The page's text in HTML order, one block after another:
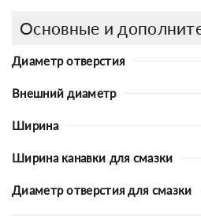
Основные и
Диаметр отверстия
Внешний диаметр
Ширина
Ширина канавки для смазки
Диаметр отверстия для смазки